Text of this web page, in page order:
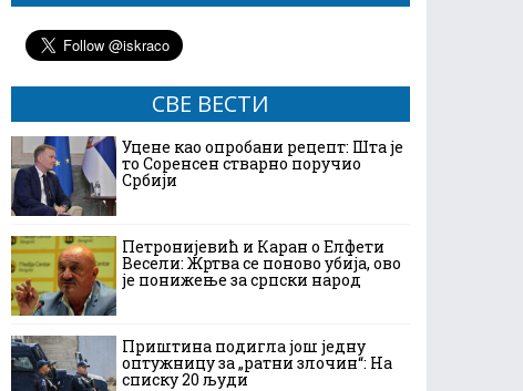
СВЕ ВЕСТИ
Уцене као опробани рецепт: Шта је
то Соренсен стварно поручио
Србији
Петронијевић и Каран о Елфети
Весели: Жртва се поново убија, ово
је понижење за српски народ
Приштина подигла још једну
оптужницу за „ратни злочин“: На
списку 20 људи